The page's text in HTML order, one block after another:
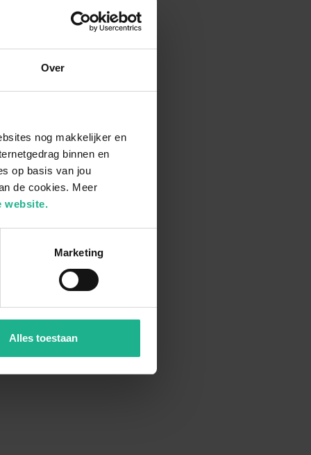
Over
nog makkelijker en
binnen en
op basis van jou
de cookies. Meer
website.
Marketing
Alles toestaan